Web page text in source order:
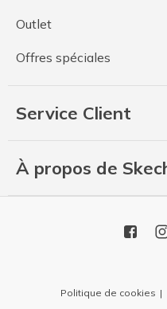
Outlet
Offres spéciales
Service Client
À propos de
Politique de cookies